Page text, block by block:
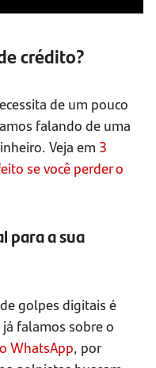
crédito?
de um pouco
falando de uma
Veja em 3
se você perder o
para a sua
golpes digitais é
falamos sobre o
WhatsApp, por